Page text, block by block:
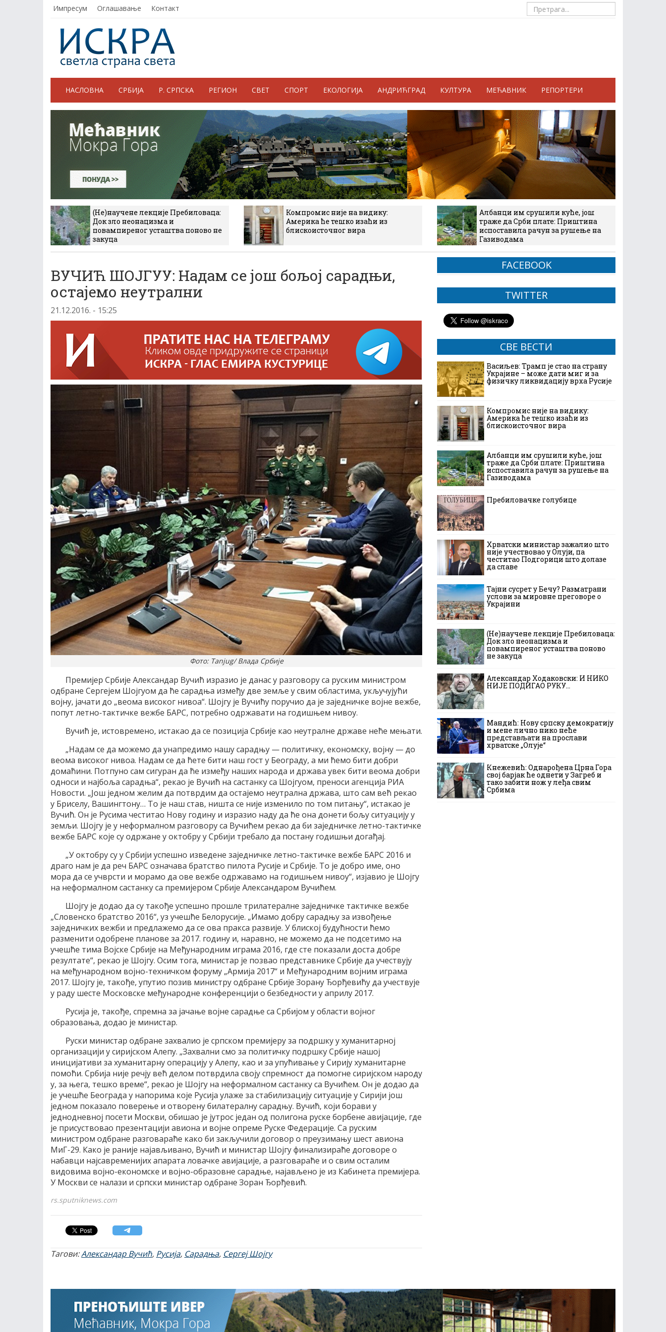
Импресум Оглашавање Контакт
НАСЛОВНА СРБИЈА Р. СРПСКА РЕГИОН СВЕТ СПОРТ ЕКОЛОГИЈА АНДРИЋГРАД КУЛТУРА МЕЋАВНИК РЕПОРТЕРИ
(Не)научене лекције Пребиловаца:
Док зло неонацизма и
повампиреног усташтва поново не
закуца
Компромис није на видику:
Америка ће тешко изаћи из
блискоисточног вира
Албанци им срушили куће, још
траже да Срби плате: Приштина
испоставила рачун за рушење на
Газиводама
ВУЧИЋ ШОЈГУУ: Надам се још бољој сарадњи,
остајемо неутрални
21.12.2016. - 15:25
Фото: Tanjug/ Влада Србије
Премијер Србије Александар Вучић изразио је данас у разговору са руским министром
одбране Сергејем Шојгуом да ће сарадња између две земље у свим областима, укључујући
војну, јачати до „веома високог нивоа“. Шојгу је Вучићу поручио да је заједничке војне вежбе,
попут летно-тактичке вежбе БАРС, потребно одржавати на годишњем нивоу.
Вучић је, истовремено, истакао да се позиција Србије као неутралне државе неће мењати.
„Надам се да можемо да унапредимо нашу сарадњу — политичку, економску, војну — до
веома високог нивоа. Надам се да ћете бити наш гост у Београду, а ми ћемо бити добри
домаћини. Потпуно сам сигуран да ће између наших народа и држава увек бити веома добри
односи и најбоља сарадња“, рекао је Вучић на састанку са Шојгуом, преноси агенција РИА
Новости. „Још једном желим да потврдим да остајемо неутрална држава, што сам већ рекао
у Бриселу, Вашингтону… То је наш став, ништа се није изменило по том питању“, истакао је
Вучић. Он је Русима честитао Нову годину и изразио наду да ће она донети бољу ситуацију у
земљи. Шојгу је у неформалном разговору са Вучићем рекао да би заједничке летно-тактичке
вежбе БАРС које су одржане у октобру у Србији требало да постану годишњи догађај.
„У октобру су у Србији успешно изведене заједничке летно-тактичке вежбе БАРС 2016 и
драго нам је да реч БАРС означава братство пилота Русије и Србије. То је добро име, оно
мора да се учврсти и морамо да ове вежбе одржавамо на годишњем нивоу“, изјавио је Шојгу
на неформалном састанку са премијером Србије Александаром Вучићем.
Шојгу је додао да су такође успешно прошле трилатералне заједничке тактичке вежбе
„Словенско братство 2016“, уз учешће Белорусије. „Имамо добру сарадњу за извођење
заједничких вежби и предлажемо да се ова пракса развије. У блиској будућности ћемо
разменити одобрене планове за 2017. годину и, наравно, не можемо да не подсетимо на
учешће тима Војске Србије на Међународним играма 2016, где сте показали доста добре
резултате“, рекао је Шојгу. Осим тога, министар је позвао представнике Србије да учествују
на међународном војно-техничком форуму „Армија 2017“ и Међународним војним играма
2017. Шојгу је, такође, упутио позив министру одбране Србије Зорану Ђорђевићу да учествује
у раду шесте Московске међународне конференцији о безбедности у априлу 2017.
Русија је, такође, спремна за јачање војне сарадње са Србијом у области војног
образовања, додао је министар.
Руски министар одбране захвалио је српском премијеру за подршку у хуманитарној
организацији у сиријском Алепу. „Захвални смо за политичку подршку Србије нашој
иницијативи за хуманитарну операцију у Алепу, као и за упућивање у Сирију хуманитарне
помоћи. Србија није речју већ делом потврдила своју спремност да помогне сиријском народу
у, за њега, тешко време“, рекао је Шојгу на неформалном састанку са Вучићем. Он је додао да
је учешће Београда у напорима које Русија улаже за стабилизацију ситуације у Сирији још
једном показало поверење и отворену билатералну сарадњу. Вучић, који борави у
једнодневној посети Москви, обишао је јутрос један од полигона руске борбене авијације, где
је присуствовао презентацији авиона и војне опреме Руске Федерације. Са руским
министром одбране разговараће како би закључили договор о преузимању шест авиона
МиГ-29. Како је раније најављивано, Вучић и министар Шојгу финализираће договоре о
набавци најсавременијих апарата ловачке авијације, а разговараће и о свим осталим
видовима војно-економске и војно-образовне сарадње, најављено је из Кабинета премијера.
У Москви се налази и српски министар одбране Зоран Ђорђевић.
rs.sputniknews.com
Тагови:Александар Вучић, Русија, Сарадња, Сергеј Шојгу
FACEBOOK
TWITTER
СВЕ ВЕСТИ
Васиљев: Трамп је стао на страну
Украјине – може дати миг и за
физичку ликвидацију врха Русије
Компромис није на видику:
Америка ће тешко изаћи из
блискоисточног вира
Албанци им срушили куће, још
траже да Срби плате: Приштина
испоставила рачун за рушење на
Газиводама
Пребиловачке голубице
Хрватски министар зажалио што
није учествовао у Олуји, па
честитао Подгорици што долазе
да славе
Тајни сусрет у Бечу? Разматрани
услови за мировне преговоре о
Украјини
(Не)научене лекције Пребиловаца:
Док зло неонацизма и
повампиреног усташтва поново
не закуца
Александар Ходаковски: И НИКО
НИЈЕ ПОДИГАО РУКУ…
Мандић: Нову српску демократију
и мене лично нико неће
представљати на прослави
хрватске „Олује“
Кнежевић: Однарођена Црна Гора
свој барјак ће однети у Загреб и
тако забити нож у леђа свим
Србима